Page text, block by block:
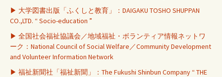
▶ 大学図書出版「ふくしと教育」：DAIGAKU TOSHO SHUPPAN
CO.,LTD. “ Socio-education ”
▶ 全国社会福祉協議会／地域福祉・ボランティア情報ネットワ
ーク：National Council of Social Welfare／Community Development
and Volunteer Information Network
▶ 福祉新聞社「福祉新聞」：The Fukushi Shinbun Company “ THE